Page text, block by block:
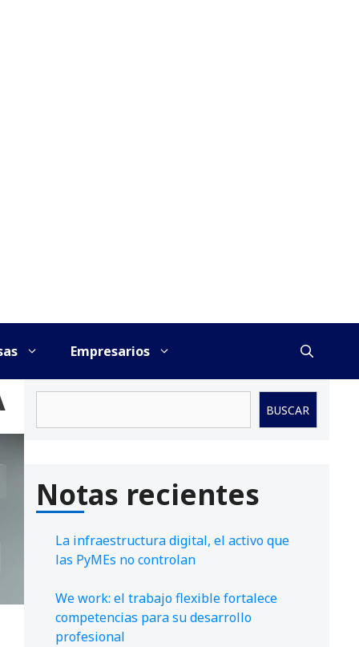
Empresarios
BUSCAR
Notas recientes
La infraestructura digital, el activo que
las PyMEs no controlan
We work: el trabajo flexible fortalece
competencias para su desarrollo
profesional